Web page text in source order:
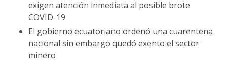
exigen atención inmediata al posible brote
COVID-19
El gobierno ecuatoriano ordenó una cuarentena
nacional sin embargo quedó exento el sector
minero